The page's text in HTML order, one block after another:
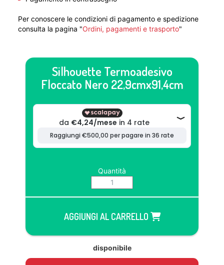
Per conoscere le condizioni di pagamento e spedizione
consulta la pagina "Ordini, pagamenti e trasporto"
Silhouette Termoadesivo
Floccato Nero 22,9cmx91,4cm
Quantità
AGGIUNGI AL CARRELLO
disponibile